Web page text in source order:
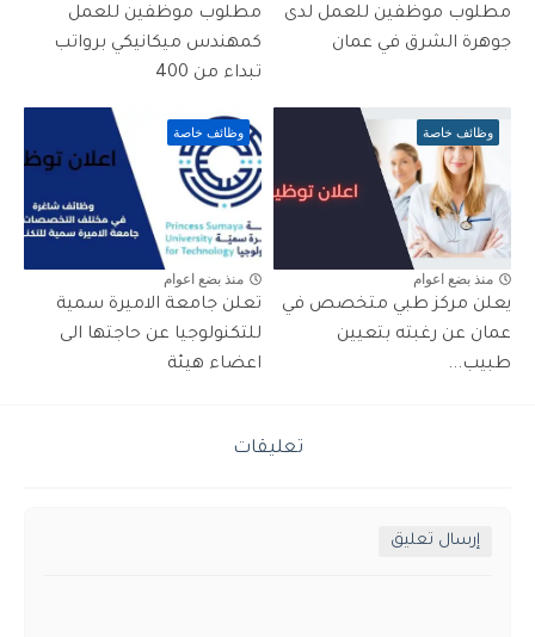
مطلوب موظفين للعمل لدى
جوهرة الشرق في عمان
مطلوب موظفين للعمل
كمهندس ميكانيكي برواتب
تبداء من 400
وظائف خاصة
منذ بضع اعوام
يعلن مركز طبي متخصص في
عمان عن رغبته بتعيين
طبيب...
وظائف خاصة
منذ بضع اعوام
تعلن جامعة الاميرة سمية
للتكنولوجيا عن حاجتها الى
اعضاء هيئة
تعليقات
إرسال تعليق